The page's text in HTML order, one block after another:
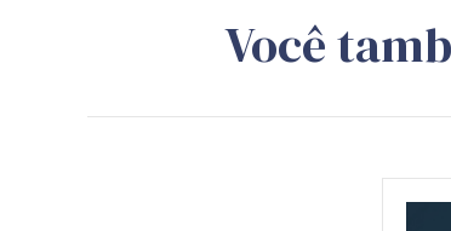
Você